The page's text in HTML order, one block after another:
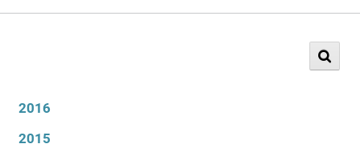
2016
2015